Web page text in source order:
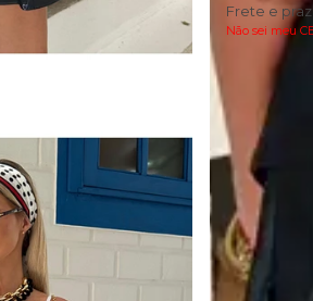
Frete e
Não sei meu
A Saia
conferindo
Com um
frente e fenda